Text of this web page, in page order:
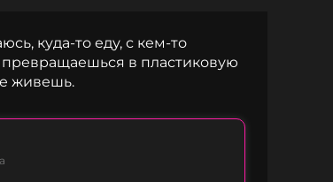
куда-то еду, с кем-то
превращаешься в пластиковую
живешь.